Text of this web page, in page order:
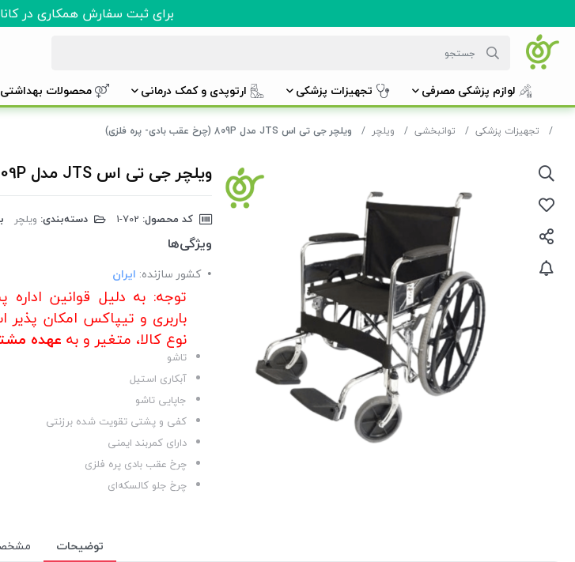
برای ثبت سفارش همکاری در
لوازم پزشکی مصرفی
تجهیزات پزشکی ارتوپدی و کمک درمانی محصولات بهداشتی
تجهیزات پزشکی توانبخشی ویلچر ویلچر جی تی اس JTS مدل 809P (چرخ عقب بادی- پره فلزی)
ویلچر جی تی اس JTS مدل 809P (چرخ عقب بادی- پره فلزی)
کد محصول: دسته‌بندی: ویلچر
ویژگی‌ها
کشور سازنده: ایران
توجه: به دلیل قوانین
باربری و تیپاکس امکان
نوع کالا، متغیر و به عهده
تاشو
آبکاری استیل
جاپایی تاشو
کفی و پشتی تقویت شده برزنتی
دارای کمربند ایمنی
چرخ عقب بادی پره فلزی
چرخ جلو کالسکه‌ای
توضیحات